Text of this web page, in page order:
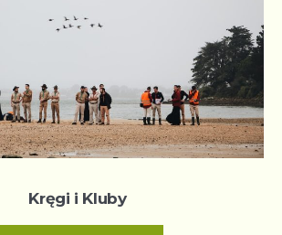
Kręgi i Kluby